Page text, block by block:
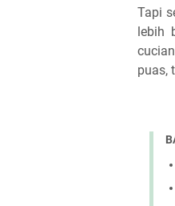
Tapi
lebih
puas,